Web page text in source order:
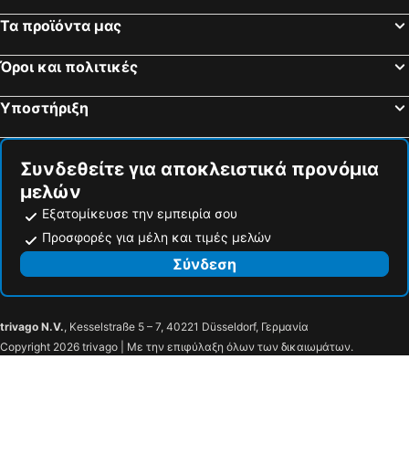
Τα προϊόντα μας
Όροι και πολιτικές
Υποστήριξη
Συνδεθείτε για αποκλειστικά προνόμια
μελών
Εξατομίκευσε την εμπειρία σου
Προσφορές για μέλη και τιμές μελών
Σύνδεση
trivago N.V., Kesselstraße 5 – 7, 40221 Düsseldorf, Γερμανία
Copyright 2026 trivago | Με την επιφύλαξη όλων των δικαιωμάτων.